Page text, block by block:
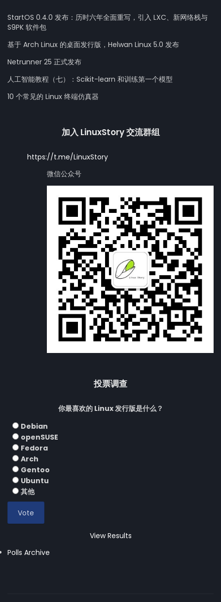
StartOS 0.4.0 发布：历时六年全面重写，引入 LXC、新网络栈与
S9PK 软件包
基于 Arch Linux 的桌面发行版，Helwan Linux 5.0 发布
Netrunner 25 正式发布
人工智能教程（七）：Scikit-learn 和训练第一个模型
10 个常见的 Linux 终端仿真器
加入 LinuxStory 交流群组
https://t.me/LinuxStory
微信公众号
投票调查
你最喜欢的 Linux 发行版是什么？
Debian
openSUSE
Fedora
Arch
Gentoo
Ubuntu
其他
View Results
Polls Archive